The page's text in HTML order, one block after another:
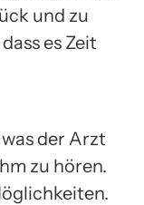
und zu
es Zeit
der Arzt
zu hören.